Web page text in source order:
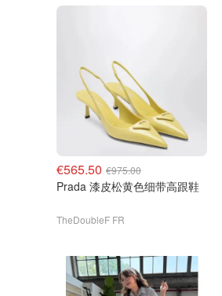
€565.50 €975.00
Prada 漆皮松黄色细带高跟鞋
TheDoubleF FR